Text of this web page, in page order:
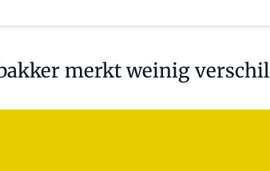
merkt weinig verschil